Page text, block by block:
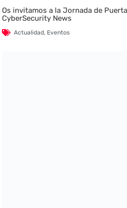
Os invitamos a la Jornada de
CyberSecurity News
Actualidad, Eventos